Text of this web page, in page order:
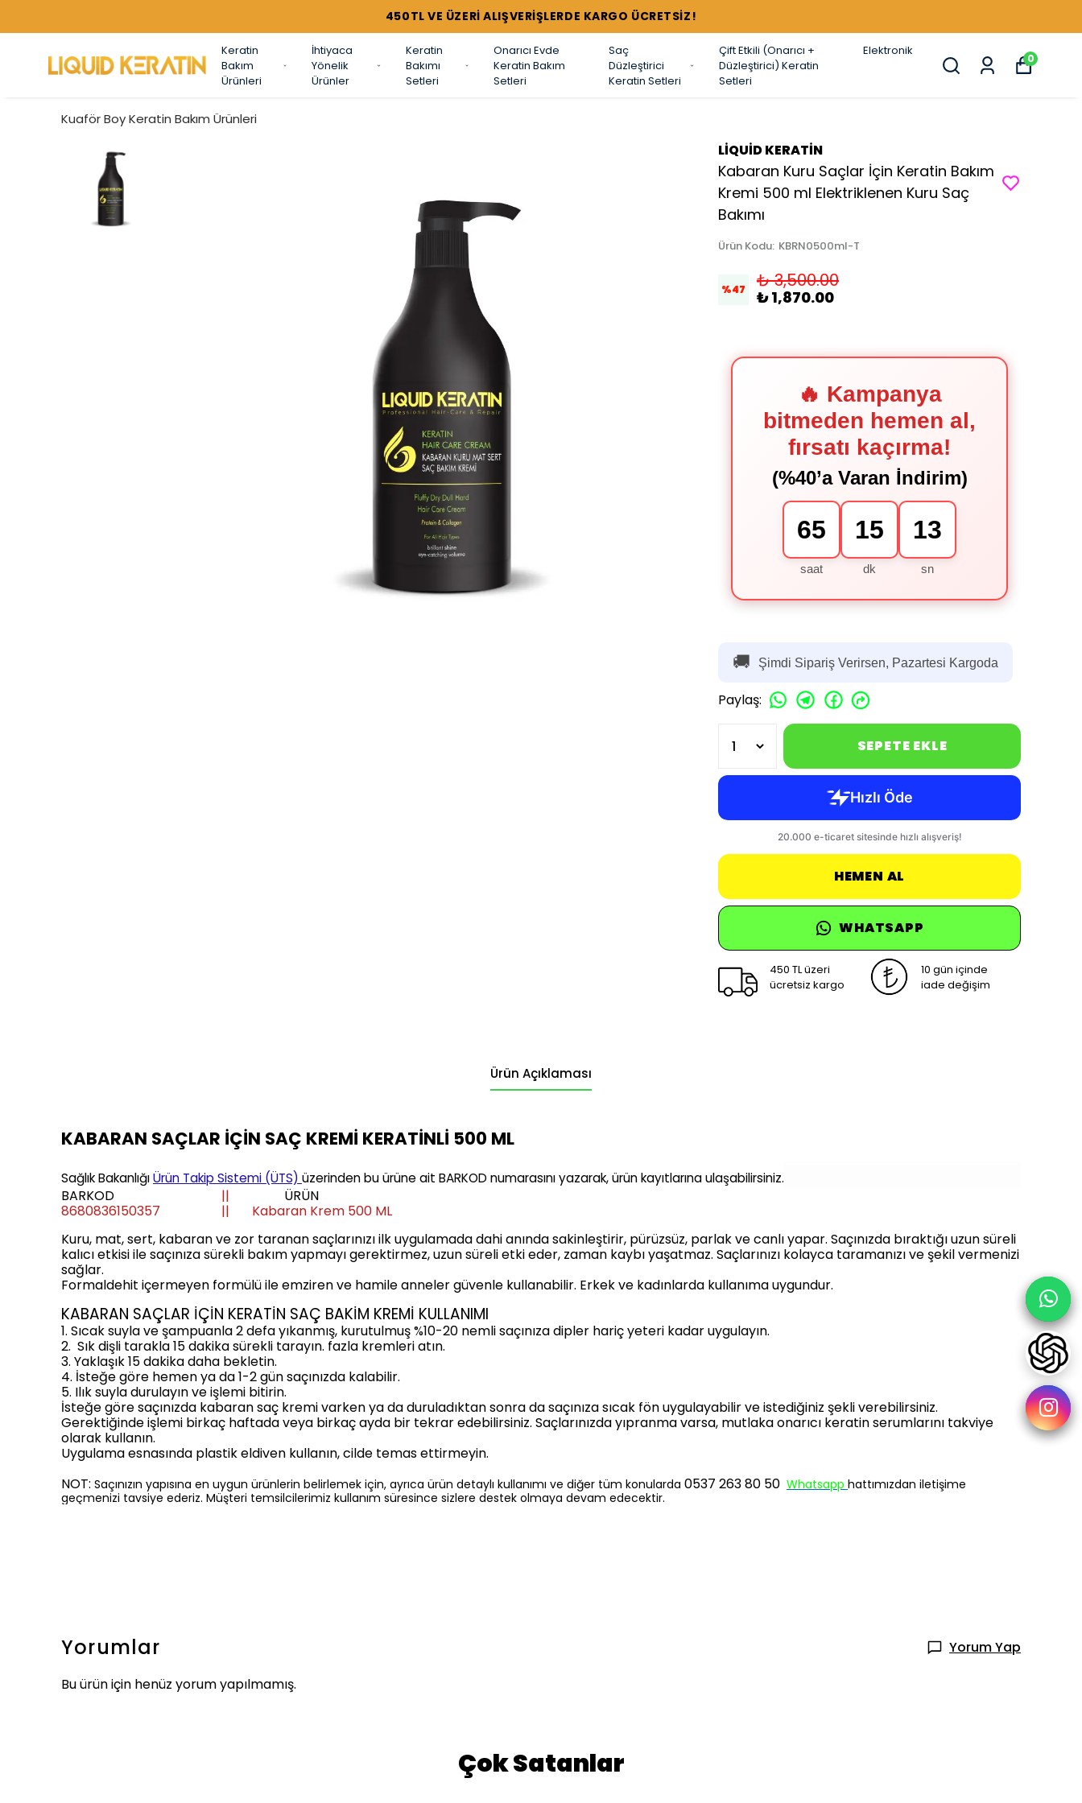
450TL VE ÜZERİ ALIŞVERİŞLERDE KARGO ÜCRETSİZ!
Keratin
Bakım
Ürünleri
İhtiyaca
Yönelik
Ürünler
Keratin
Bakımı
Setleri
Onarıcı Evde
Keratin Bakım
Setleri
Saç
Düzleştirici
Keratin Setleri
Çift Etkili (Onarıcı +
Düzleştirici) Keratin
Setleri
Elektronik
0
Kuaför Boy Keratin Bakım Ürünleri
LİQUİD KERATİN
Kabaran Kuru Saçlar İçin Keratin Bakım
Kremi 500 ml Elektriklenen Kuru Saç
Bakımı
Ürün Kodu: KBRN0500ml-T
%47 ₺ 3,500.00
₺ 1,870.00
🔥 Kampanya
bitmeden hemen al,
fırsatı kaçırma!
(%40’a Varan İndirim)
65
saat
15
dk
12
sn
🚚 Şimdi Sipariş Verirsen, Pazartesi Kargoda
Paylaş:
SEPETE EKLE
HEMEN AL
WHATSAPP
450 TL üzeri
ücretsiz kargo
10 gün içinde
iade değişim
Ürün Açıklaması
KABARAN SAÇLAR İÇİN SAÇ KREMİ KERATİNLİ 500 ML
Sağlık BakanlığıÜrün Takip Sistemi (ÜTS) üzerinden bu ürüne ait BARKOD numarasını yazarak, ürün kayıtlarına ulaşabilirsiniz.
BARKOD || ÜRÜN
8680836150357
|| Kabaran Krem 500 ML
Kuru, mat, sert, kabaran ve zor taranan saçlarınızı ilk uygulamada dahi anında sakinleştirir, pürüzsüz, parlak ve canlı yapar. Saçınızda bıraktığı uzun süreli
kalıcı etkisi ile saçınıza sürekli bakım yapmayı gerektirmez, uzun süreli etki eder, zaman kaybı yaşatmaz. Saçlarınızı kolayca taramanızı ve şekil vermenizi
sağlar.
Formaldehit içermeyen formülü ile emziren ve hamile anneler güvenle kullanabilir. Erkek ve kadınlarda kullanıma uygundur.
KABARAN SAÇLAR İÇİN KERATİN SAÇ BAKİM KREMİ KULLANIMI
1. Sıcak suyla ve şampuanla 2 defa yıkanmış, kurutulmuş %10-20 nemli saçınıza dipler hariç yeteri kadar uygulayın.
2. Sık dişli tarakla 15 dakika sürekli tarayın. fazla kremleri atın.
3. Yaklaşık 15 dakika daha bekletin.
4. İsteğe göre hemen ya da 1-2 gün saçınızda kalabilir.
5. Ilık suyla durulayın ve işlemi bitirin.
İsteğe göre saçınızda kabaran saç kremi varken ya da duruladıktan sonra da saçınıza sıcak fön uygulayabilir ve istediğiniz şekli verebilirsiniz.
Gerektiğinde işlemi birkaç haftada veya birkaç ayda bir tekrar edebilirsiniz. Saçlarınızda yıpranma varsa, mutlaka onarıcı keratin serumlarını takviye
olarak kullanın.
Uygulama esnasında plastik eldiven kullanın, cilde temas ettirmeyin.
NOT: Saçınızın yapısına en uygun ürünlerin belirlemek için, ayrıca ürün detaylı kullanımı ve diğer tüm konularda 0537 263 80 50 Whatsapp hattımızdan iletişime
geçmenizi tavsiye ederiz. Müşteri temsilcilerimiz kullanım süresince sizlere destek olmaya devam edecektir.
Yorumlar
Yorum Yap
Bu ürün için henüz yorum yapılmamış.
Çok Satanlar